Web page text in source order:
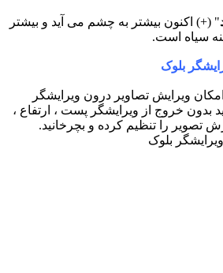
" (+) اکنون بیشتر به چشم می آید و بیشتر
سیاه است.
بلوک
امکان ویرایش تصاویر درون ویرایشگر
بدون خروج از ویرایشگر پست ، ارتفاع ،
تصویر را تنظیم کرده و بچرخانید.